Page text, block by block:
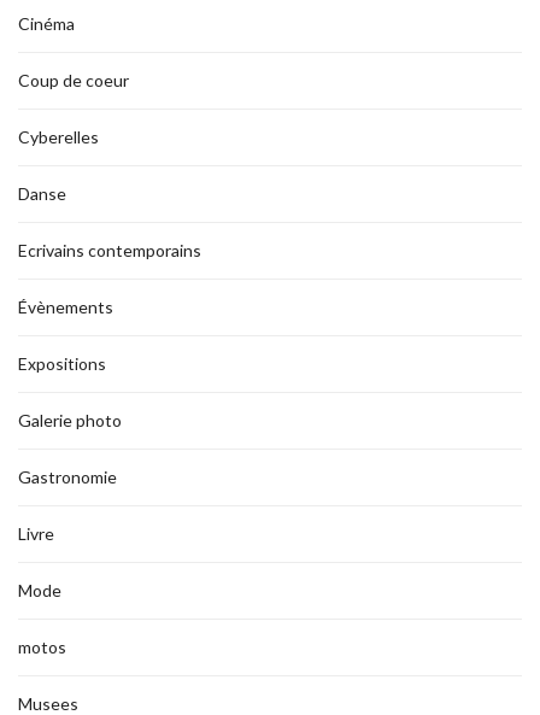
Cinéma
Coup de coeur
Cyberelles
Danse
Ecrivains contemporains
Évènements
Expositions
Galerie photo
Gastronomie
Livre
Mode
motos
Musees